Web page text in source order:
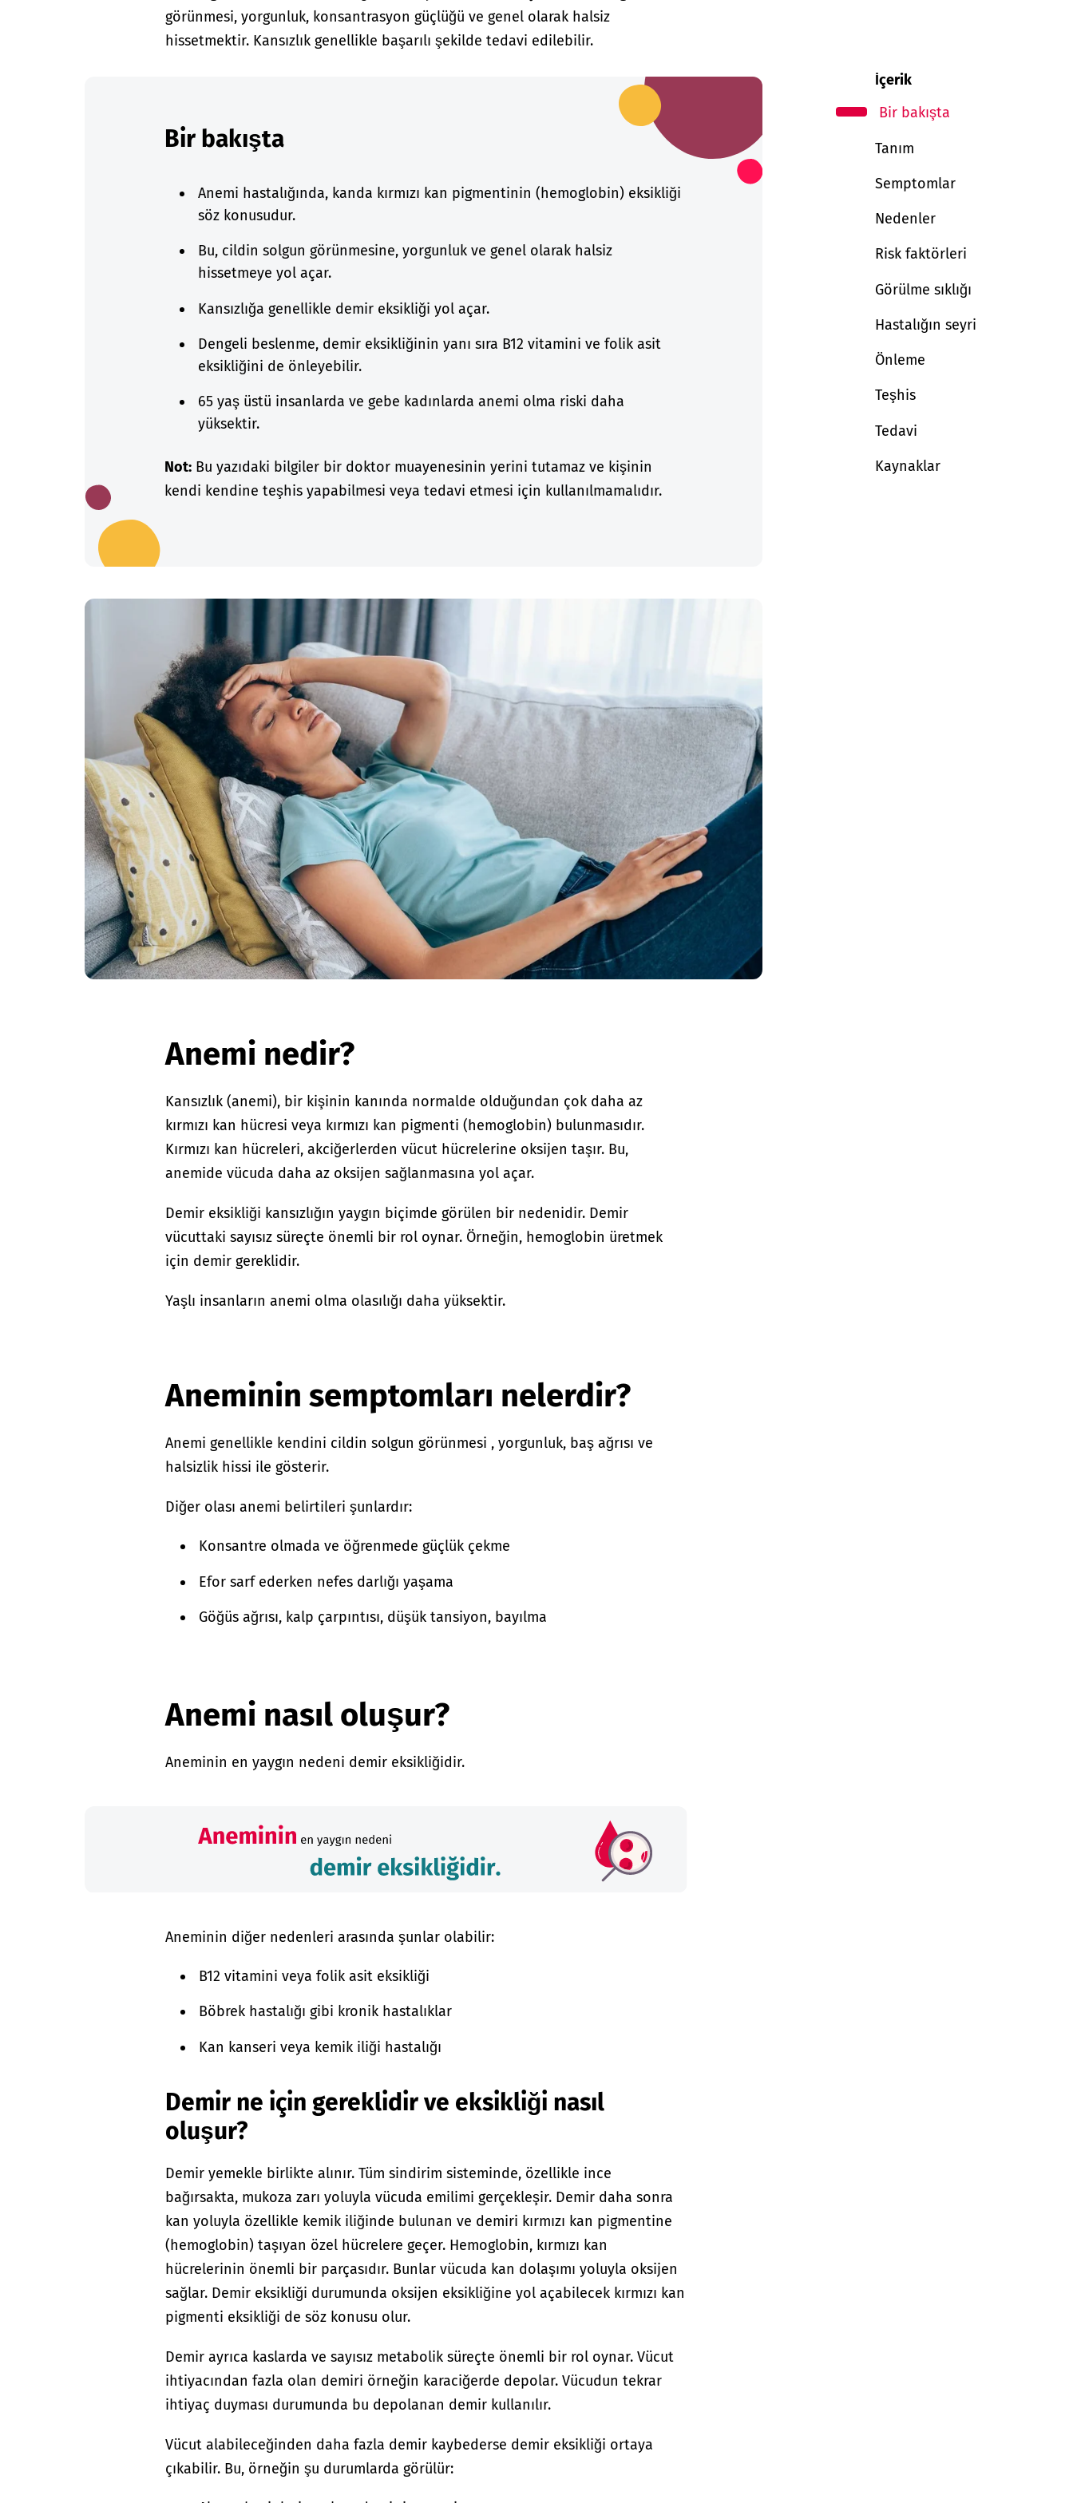
İçerik
Bir bakışta
Tanım
Semptomlar
Nedenler
Risk faktörleri
Görülme sıklığı
Hastalığın seyri
Önleme
Teşhis
Tedavi
Kaynaklar
görünmesi, yorgunluk, konsantrasyon güçlüğü ve genel olarak halsiz
hissetmektir. Kansızlık genellikle başarılı şekilde tedavi edilebilir.
Bir bakışta
Anemi hastalığında, kanda kırmızı kan pigmentinin (hemoglobin) eksikliği
söz konusudur.
Bu, cildin solgun görünmesine, yorgunluk ve genel olarak halsiz
hissetmeye yol açar.
Kansızlığa genellikle demir eksikliği yol açar.
Dengeli beslenme, demir eksikliğinin yanı sıra B12 vitamini ve folik asit
eksikliğini de önleyebilir.
65 yaş üstü insanlarda ve gebe kadınlarda anemi olma riski daha
yüksektir.
Not: Bu yazıdaki bilgiler bir doktor muayenesinin yerini tutamaz ve kişinin
kendi kendine teşhis yapabilmesi veya tedavi etmesi için kullanılmamalıdır.
Anemi nedir?
Kansızlık (anemi), bir kişinin kanında normalde olduğundan çok daha az
kırmızı kan hücresi veya kırmızı kan pigmenti (hemoglobin) bulunmasıdır.
Kırmızı kan hücreleri, akciğerlerden vücut hücrelerine oksijen taşır. Bu,
anemide vücuda daha az oksijen sağlanmasına yol açar.
Demir eksikliği kansızlığın yaygın biçimde görülen bir nedenidir. Demir
vücuttaki sayısız süreçte önemli bir rol oynar. Örneğin, hemoglobin üretmek
için demir gereklidir.
Yaşlı insanların anemi olma olasılığı daha yüksektir.
Aneminin semptomları nelerdir?
Anemi genellikle kendini cildin solgun görünmesi , yorgunluk, baş ağrısı ve
halsizlik hissi ile gösterir.
Diğer olası anemi belirtileri şunlardır:
Konsantre olmada ve öğrenmede güçlük çekme
Efor sarf ederken nefes darlığı yaşama
Göğüs ağrısı, kalp çarpıntısı, düşük tansiyon, bayılma
Anemi nasıl oluşur?
Aneminin en yaygın nedeni demir eksikliğidir.
Aneminin diğer nedenleri arasında şunlar olabilir:
B12 vitamini veya folik asit eksikliği
Böbrek hastalığı gibi kronik hastalıklar
Kan kanseri veya kemik iliği hastalığı
Demir ne için gereklidir ve eksikliği nasıl
oluşur?
Demir yemekle birlikte alınır. Tüm sindirim sisteminde, özellikle ince
bağırsakta, mukoza zarı yoluyla vücuda emilimi gerçekleşir. Demir daha sonra
kan yoluyla özellikle kemik iliğinde bulunan ve demiri kırmızı kan pigmentine
(hemoglobin) taşıyan özel hücrelere geçer. Hemoglobin, kırmızı kan
hücrelerinin önemli bir parçasıdır. Bunlar vücuda kan dolaşımı yoluyla oksijen
sağlar. Demir eksikliği durumunda oksijen eksikliğine yol açabilecek kırmızı kan
pigmenti eksikliği de söz konusu olur.
Demir ayrıca kaslarda ve sayısız metabolik süreçte önemli bir rol oynar. Vücut
ihtiyacından fazla olan demiri örneğin karaciğerde depolar. Vücudun tekrar
ihtiyaç duyması durumunda bu depolanan demir kullanılır.
Vücut alabileceğinden daha fazla demir kaybederse demir eksikliği ortaya
çıkabilir. Bu, örneğin şu durumlarda görülür: